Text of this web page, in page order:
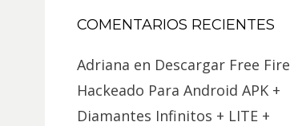
COMENTARIOS RECIENTES
Adriana en Descargar Free Fire
Hackeado Para Android APK +
Diamantes Infinitos + LITE +